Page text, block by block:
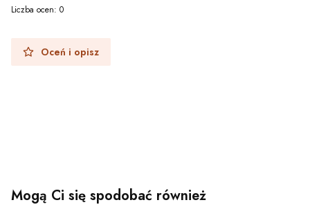
Liczba ocen: 0
Oceń i opisz
Mogą Ci się spodobać również